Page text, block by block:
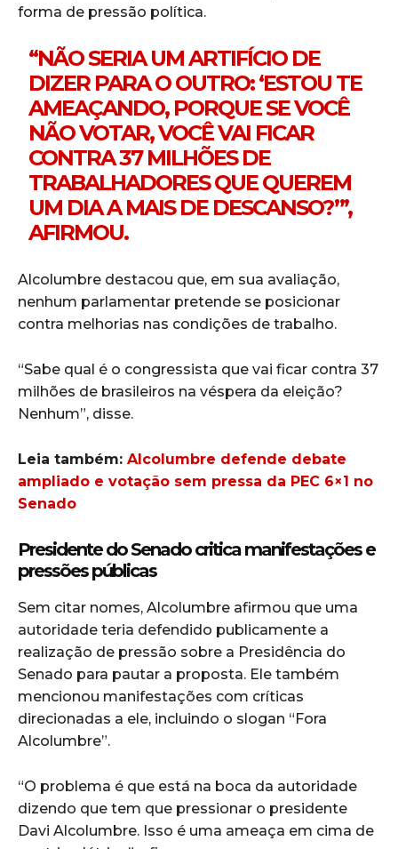
forma de pressão política.
“NÃO SERIA UM ARTIFÍCIO DE
DIZER PARA O OUTRO: ‘ESTOU TE
AMEAÇANDO, PORQUE SE VOCÊ
NÃO VOTAR, VOCÊ VAI FICAR
CONTRA 37 MILHÕES DE
TRABALHADORES QUE QUEREM
UM DIA A MAIS DE DESCANSO?’”,
AFIRMOU.
Alcolumbre destacou que, em sua avaliação,
nenhum parlamentar pretende se posicionar
contra melhorias nas condições de trabalho.
“Sabe qual é o congressista que vai ficar contra 37
milhões de brasileiros na véspera da eleição?
Nenhum”, disse.
Leia também: Alcolumbre defende debate
ampliado e votação sem pressa da PEC 6×1 no
Senado
Presidente do Senado critica manifestações e
pressões públicas
Sem citar nomes, Alcolumbre afirmou que uma
autoridade teria defendido publicamente a
realização de pressão sobre a Presidência do
Senado para pautar a proposta. Ele também
mencionou manifestações com críticas
direcionadas a ele, incluindo o slogan “Fora
Alcolumbre”.
“O problema é que está na boca da autoridade
dizendo que tem que pressionar o presidente
Davi Alcolumbre. Isso é uma ameaça em cima de